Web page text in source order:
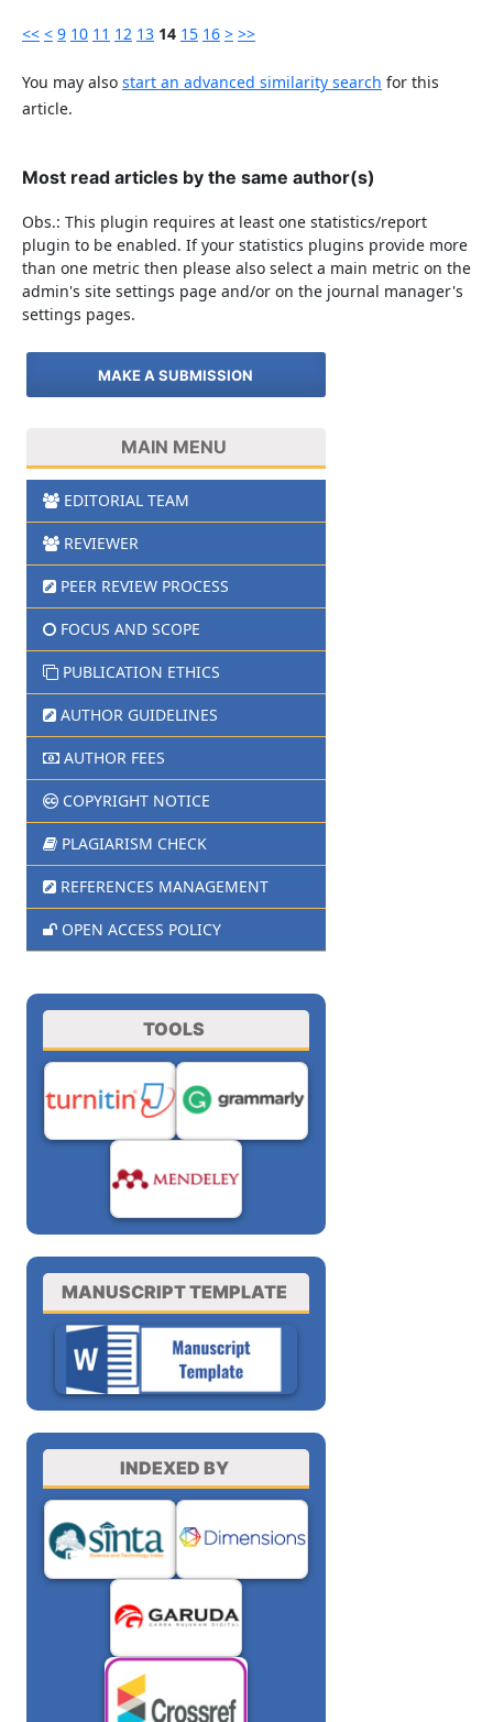
<< < 9 10 11 12 13 14 15 16 > >>
You may also start an advanced similarity search for this
article.
Most read articles by the same author(s)
Obs.: This plugin requires at least one statistics/report
plugin to be enabled. If your statistics plugins provide more
than one metric then please also select a main metric on the
admin's site settings page and/or on the journal manager's
settings pages.
MAKE A SUBMISSION
MAIN MENU
EDITORIAL TEAM
REVIEWER
PEER REVIEW PROCESS
FOCUS AND SCOPE
PUBLICATION ETHICS
AUTHOR GUIDELINES
AUTHOR FEES
COPYRIGHT NOTICE
PLAGIARISM CHECK
REFERENCES MANAGEMENT
OPEN ACCESS POLICY
TOOLS
MANUSCRIPT TEMPLATE
INDEXED BY